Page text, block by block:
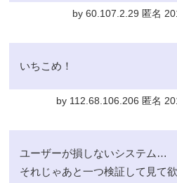
by 60.107.2.29 匿名
いちこめ！
by 112.68.106.206 匿名
ユーザーが損しないシステム…
それじゃあと一つ検証して見て